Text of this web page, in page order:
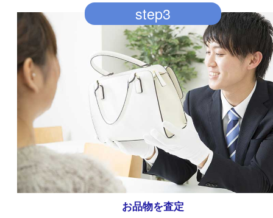
ご自宅に訪問
お車には当店のステッカーなどは貼っていないの
所様の目も気にする必要もありません。
step3